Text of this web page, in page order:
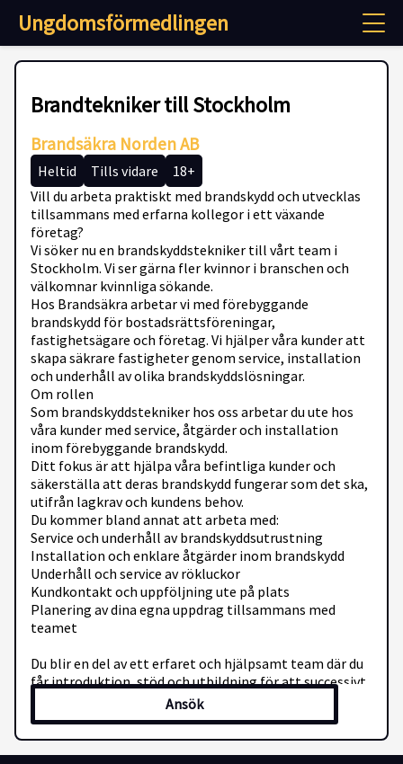
Ungdomsförmedlingen
Brandtekniker till Stockholm
Brandsäkra Norden AB
Heltid Tills vidare
18+
Vill du arbeta praktiskt med brandskydd och utvecklas
tillsammans med erfarna kollegor i ett växande
företag?
Vi söker nu en brandskyddstekniker till vårt team i
Stockholm. Vi ser gärna fler kvinnor i branschen och
välkomnar kvinnliga sökande.
Hos Brandsäkra arbetar vi med förebyggande
brandskydd för bostadsrättsföreningar,
fastighetsägare och företag. Vi hjälper våra kunder att
skapa säkrare fastigheter genom service, installation
och underhåll av olika brandskyddslösningar.
Om rollen
Som brandskyddstekniker hos oss arbetar du ute hos
våra kunder med service, åtgärder och installation
inom förebyggande brandskydd.
Ditt fokus är att hjälpa våra befintliga kunder och
säkerställa att deras brandskydd fungerar som det ska,
utifrån lagkrav och kundens behov.
Du kommer bland annat att arbeta med:
Service och underhåll av brandskyddsutrustning
Installation och enklare åtgärder inom brandskydd
Underhåll och service av rökluckor
Kundkontakt och uppföljning ute på plats
Planering av dina egna uppdrag tillsammans med
teamet
Du blir en del av ett erfaret och hjälpsamt team där du
får introduktion, stöd och utbildning för att successivt
bli trygg och självgående i rollen.
Vi erbjuder
Har erfarenhet från brandskydd, serviceyrken,
fastighetsteknik eller liknande tekniskt arbete
Ansök